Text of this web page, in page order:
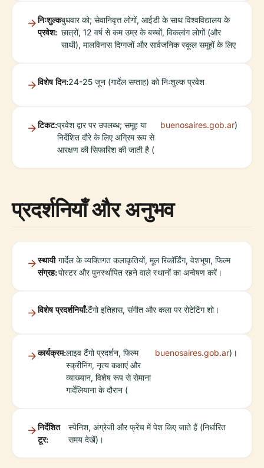
निःशुल्क
प्रवेश:
बुधवार को; सेवानिवृत्त लोगों, आईडी के साथ विश्वविद्यालय के
छात्रों, 12 वर्ष से कम उम्र के बच्चों, विकलांग लोगों (और
साथी), मालविनास दिग्गजों और सार्वजनिक स्कूल समूहों के लिए
विशेष दिन:24-25 जून (गार्देल सप्ताह) को निःशुल्क प्रवेश
टिकट:प्रवेश द्वार पर उपलब्ध; समूह या
निर्देशित दौरे के लिए अग्रिम रूप से
आरक्षण की सिफारिश की जाती है (
buenosaires.gob.ar)
प्रदर्शनियाँ और अनुभव
स्थायी
संग्रह:
गार्देल के व्यक्तिगत कलाकृतियों, मूल रिकॉर्डिंग, वेशभूषा, फिल्म
पोस्टर और पुनर्स्थापित रहने वाले स्थानों का अन्वेषण करें।
विशेष प्रदर्शनियाँ:टैंगो इतिहास, संगीत और कला पर रोटेटिंग शो।
कार्यक्रम:लाइव टैंगो प्रदर्शन, फिल्म
स्क्रीनिंग, नृत्य कक्षाएं और
व्याख्यान, विशेष रूप से सेमाना
गार्देलियाना के दौरान (
buenosaires.gob.ar)।
निर्देशित
टूर:
स्पेनिश, अंग्रेजी और फ्रेंच में पेश किए जाते हैं (निर्धारित
समय देखें)।